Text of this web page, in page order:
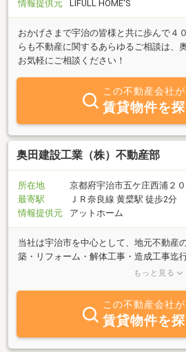
情報提供元
LIFULL HOME'S
おかげさまで宇治の皆様と共に歩んで４
らも不動産に関するあらゆるご相談は、
お気軽にご相談ください！
この不動産会社
賃貸物件を
奥田建設工業（株）不動産部
所在地
京都府宇治市五ケ庄西浦２
最寄駅
ＪＲ奈良線 黄檗駅 徒歩2分
情報提供元
アットホーム
当社は宇治市を中心として、地元不動産
築・リフォーム・解体工事・造成工事迄
関するご相談・ご質問はお気軽におたず
もっと見る
この不動産会社
賃貸物件を